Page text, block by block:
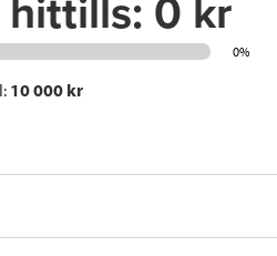
hittills: 0 kr
0%
10 000 kr